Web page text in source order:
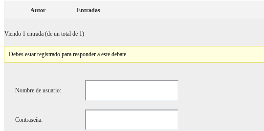
Autor Entradas
Viendo 1 entrada (de un total de 1)
Debes estar registrado para responder a este debate.
Nombre de usuario:
Contraseña: